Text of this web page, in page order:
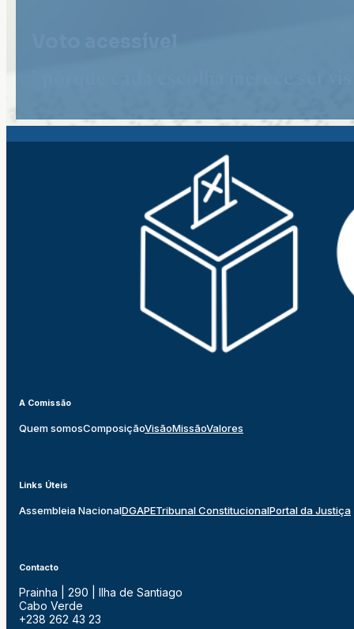
A Comissão
Quem somosComposiçãoVisãoMissãoValores
Links Úteis
Assembleia NacionalDGAPETribunal ConstitucionalPortal da Justiça
Contacto
Prainha | 290 | Ilha de Santiago
Cabo Verde
+238 262 43 23